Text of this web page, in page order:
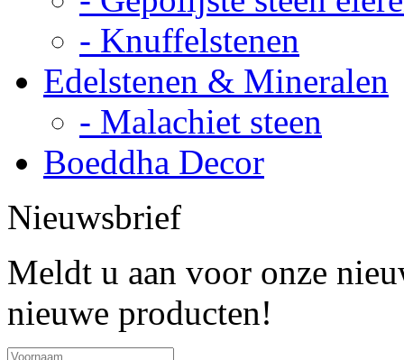
- Knuffelstenen
Edelstenen & Mineralen
- Malachiet steen
Boeddha Decor
Nieuwsbrief
Meldt u aan voor onze
nieuwe producten!